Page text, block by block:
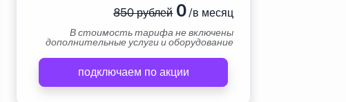
850 рублей0/в месяц
В стоимость тарифа не включены
дополнительные услуги и оборудование
подключаем по акции